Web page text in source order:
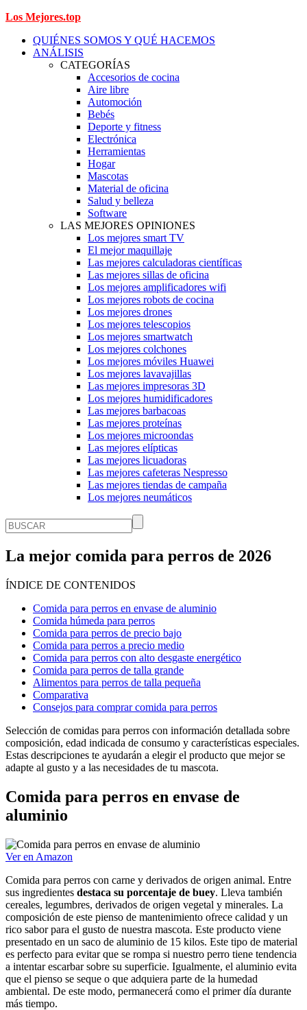
Los Mejores.top
QUIÉNES SOMOS Y QUÉ HACEMOS
ANÁLISIS
CATEGORÍAS
Accesorios de cocina
Aire libre
Automoción
Bebés
Deporte y fitness
Electrónica
Herramientas
Hogar
Mascotas
Material de oficina
Salud y belleza
Software
LAS MEJORES OPINIONES
Los mejores smart TV
El mejor maquillaje
Las mejores calculadoras científicas
Las mejores sillas de oficina
Los mejores amplificadores wifi
Los mejores robots de cocina
Los mejores drones
Los mejores telescopios
Los mejores smartwatch
Los mejores colchones
Los mejores móviles Huawei
Los mejores lavavajillas
Las mejores impresoras 3D
Los mejores humidificadores
Las mejores barbacoas
Las mejores proteínas
Los mejores microondas
Las mejores elípticas
Las mejores licuadoras
Las mejores cafeteras Nespresso
Las mejores tiendas de campaña
Los mejores neumáticos
La mejor comida para perros de 2026
ÍNDICE DE CONTENIDOS
Comida para perros en envase de aluminio
Comida húmeda para perros
Comida para perros de precio bajo
Comida para perros a precio medio
Comida para perros con alto desgaste energético
Comida para perros de talla grande
Alimentos para perros de talla pequeña
Comparativa
Consejos para comprar comida para perros
Selección de comidas para perros con información detallada sobre
composición, edad indicada de consumo y características especiales.
Estas descripciones te ayudarán a elegir el producto que mejor se
adapte al gusto y a las necesidades de tu mascota.
Comida para perros en envase de
aluminio
Ver en Amazon
Comida para perros con carne y derivados de origen animal. Entre
sus ingredientes destaca su porcentaje de buey. Lleva también
cereales, legumbres, derivados de origen vegetal y minerales. La
composición de este pienso de mantenimiento ofrece calidad y un
rico sabor para el gusto de nuestra mascota. Este producto viene
presentado en un saco de aluminio de 15 kilos. Este tipo de material
es perfecto para evitar que se rompa si nuestro perro tiene tendencia
a intentar escarbar sobre su superficie. Igualmente, el aluminio evita
que el pienso se seque o que adquiera parte de la humedad
ambiental. De este modo, permanecerá como el primer día durante
más tiempo.